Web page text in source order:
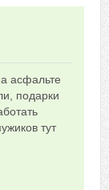
об отзыве
асфальте
подарки
тут